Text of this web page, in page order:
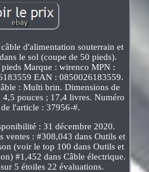
d'alimentation souterrain et
le sol (coupe de 50 pieds).
Marque : wirenco MPN :
EAN : 0850026183559.
: Multi brin. Dimensions de
pouces ; 17,4 livres. Numéro
l'article : 37956-#.
: 31 décembre 2020.
ventes : #308,043 dans Outils et
(voir le top 100 dans Outils et
#1,452 dans Câble électrique.
5 étoiles 22 évaluations.